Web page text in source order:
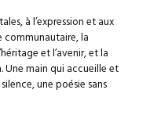
à l’expression et aux
communautaire, la
et l’avenir, et la
Une main qui accueille et
une poésie sans